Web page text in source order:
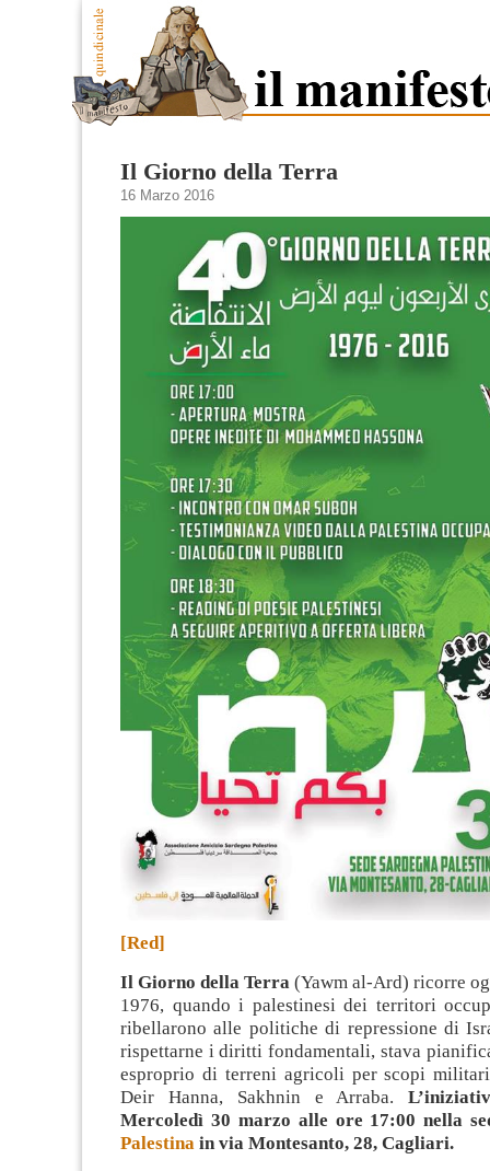
Il Giorno della Terra
16 Marzo 2016
[Red]
Il Giorno della Terra (Yawm al-Ard) ricorre
1976, quando i palestinesi dei territori
ribellarono alle politiche di repressione di
rispettarne i diritti fondamentali, stava
esproprio di terreni agricoli per scopi
Deir Hanna, Sakhnin e Arraba.
Mercoledì 30 marzo alle ore 17:00 nella
Palestina in via Montesanto, 28, Cagliari.